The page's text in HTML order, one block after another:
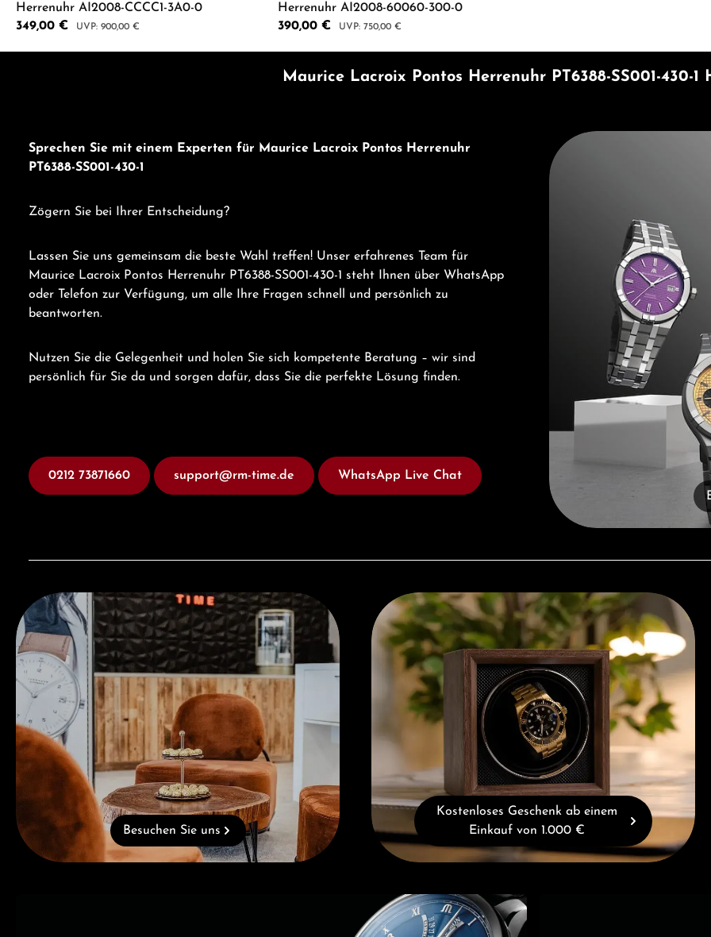
Herrenuhr AI2008-CCCC1-3A0-0
Verkaufspreis:
349,00 € Regulärer Preis:
900,00 €
Produkt Anzahl: Gib den gewünschten Wert ein oder benutze die
Herrenuhr AI2008-60060-300-0
Verkaufspreis:
390,00 € Regulärer Preis:
750,00 €
Produkt Anzahl: Gib den gewünschten Wert ein
Maurice Lacroix Pontos Herrenuhr PT6388-SS001-430-1
Sprechen Sie mit einem Experten für Maurice Lacroix Pontos Herrenuhr
PT6388-SS001-430-1
Zögern Sie bei Ihrer Entscheidung?
Lassen Sie uns gemeinsam die beste Wahl treffen! Unser erfahrenes Team für
Maurice Lacroix Pontos Herrenuhr PT6388-SS001-430-1 steht Ihnen über WhatsApp
oder Telefon zur Verfügung, um alle Ihre Fragen schnell und persönlich zu
beantworten.
Nutzen Sie die Gelegenheit und holen Sie sich kompetente Beratung – wir sind
persönlich für Sie da und sorgen dafür, dass Sie die perfekte Lösung finden.
0212 73871660 support@rm-time.de WhatsApp Live Chat
Entdecken Sie Maurice
Besuchen Sie uns
Besuchen Sie uns
Kostenloses Geschenk ab einem Einkauf von 1.000 €
Kostenloses Geschenk ab einem
Einkauf von 1.000 €